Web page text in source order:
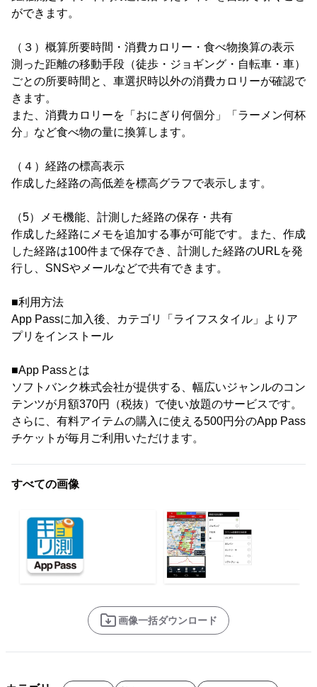
ができます。
（３）概算所要時間・消費カロリー・食べ物換算の表示
測った距離の移動手段（徒歩・ジョギング・自転車・車）
ごとの所要時間と、車選択時以外の消費カロリーが確認で
きます。
また、消費カロリーを「おにぎり何個分」「ラーメン何杯
分」など食べ物の量に換算します。
（４）経路の標高表示
作成した経路の高低差を標高グラフで表示します。
（5）メモ機能、計測した経路の保存・共有
作成した経路にメモを追加する事が可能です。また、作成
した経路は100件まで保存でき、計測した経路のURLを発
行し、SNSやメールなどで共有できます。
■利用方法
App Passに加入後、カテゴリ「ライフスタイル」よりア
プリをインストール
■App Passとは
ソフトバンク株式会社が提供する、幅広いジャンルのコン
テンツが月額370円（税抜）で使い放題のサービスです。
さらに、有料アイテムの購入に使える500円分のApp Pass
チケットが毎月ご利用いただけます。
すべての画像
画像一括ダウンロード